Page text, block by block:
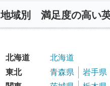
地域別 満足度の高い
北海道
北海道
東北
青森県 岩手県